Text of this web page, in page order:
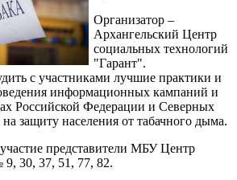
Организатор –
Архангельский Центр
социальных технологий
"Гарант".
с участниками лучшие практики и
информационных кампаний и
Российской Федерации и Северных
защиту населения от табачного дыма.
представители МБУ Центр
30, 37, 51, 77, 82.